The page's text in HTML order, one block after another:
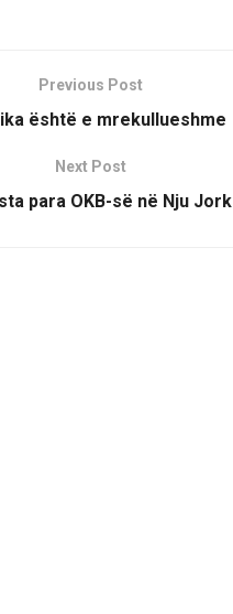
Previous Post
është e mrekullueshme
Next Post
para OKB-së në Nju Jork